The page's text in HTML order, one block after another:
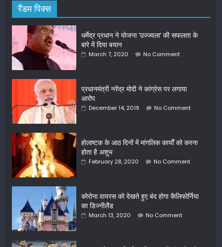
रैंडम पिक्स
धर्मेद्र प्रधान ने योजना ‘उज्ज्वला’ की सफलता के
बारे में दिया बयान
March 7, 2020 No Comment
प्रधानमंत्री नरेंद्र मोदी ने कांग्रेस पर लगाया
आरोप
December 14, 2019 No Comment
होलाष्टक के आठ दिनों में मांगलिक कार्यों को करना
होता है अशुभ
February 28, 2020 No Comment
कोरोना वायरस को देखते हुए बंद होगा कैलिफोर्निया
का डिज्नीलैंड
March 13, 2020 No Comment